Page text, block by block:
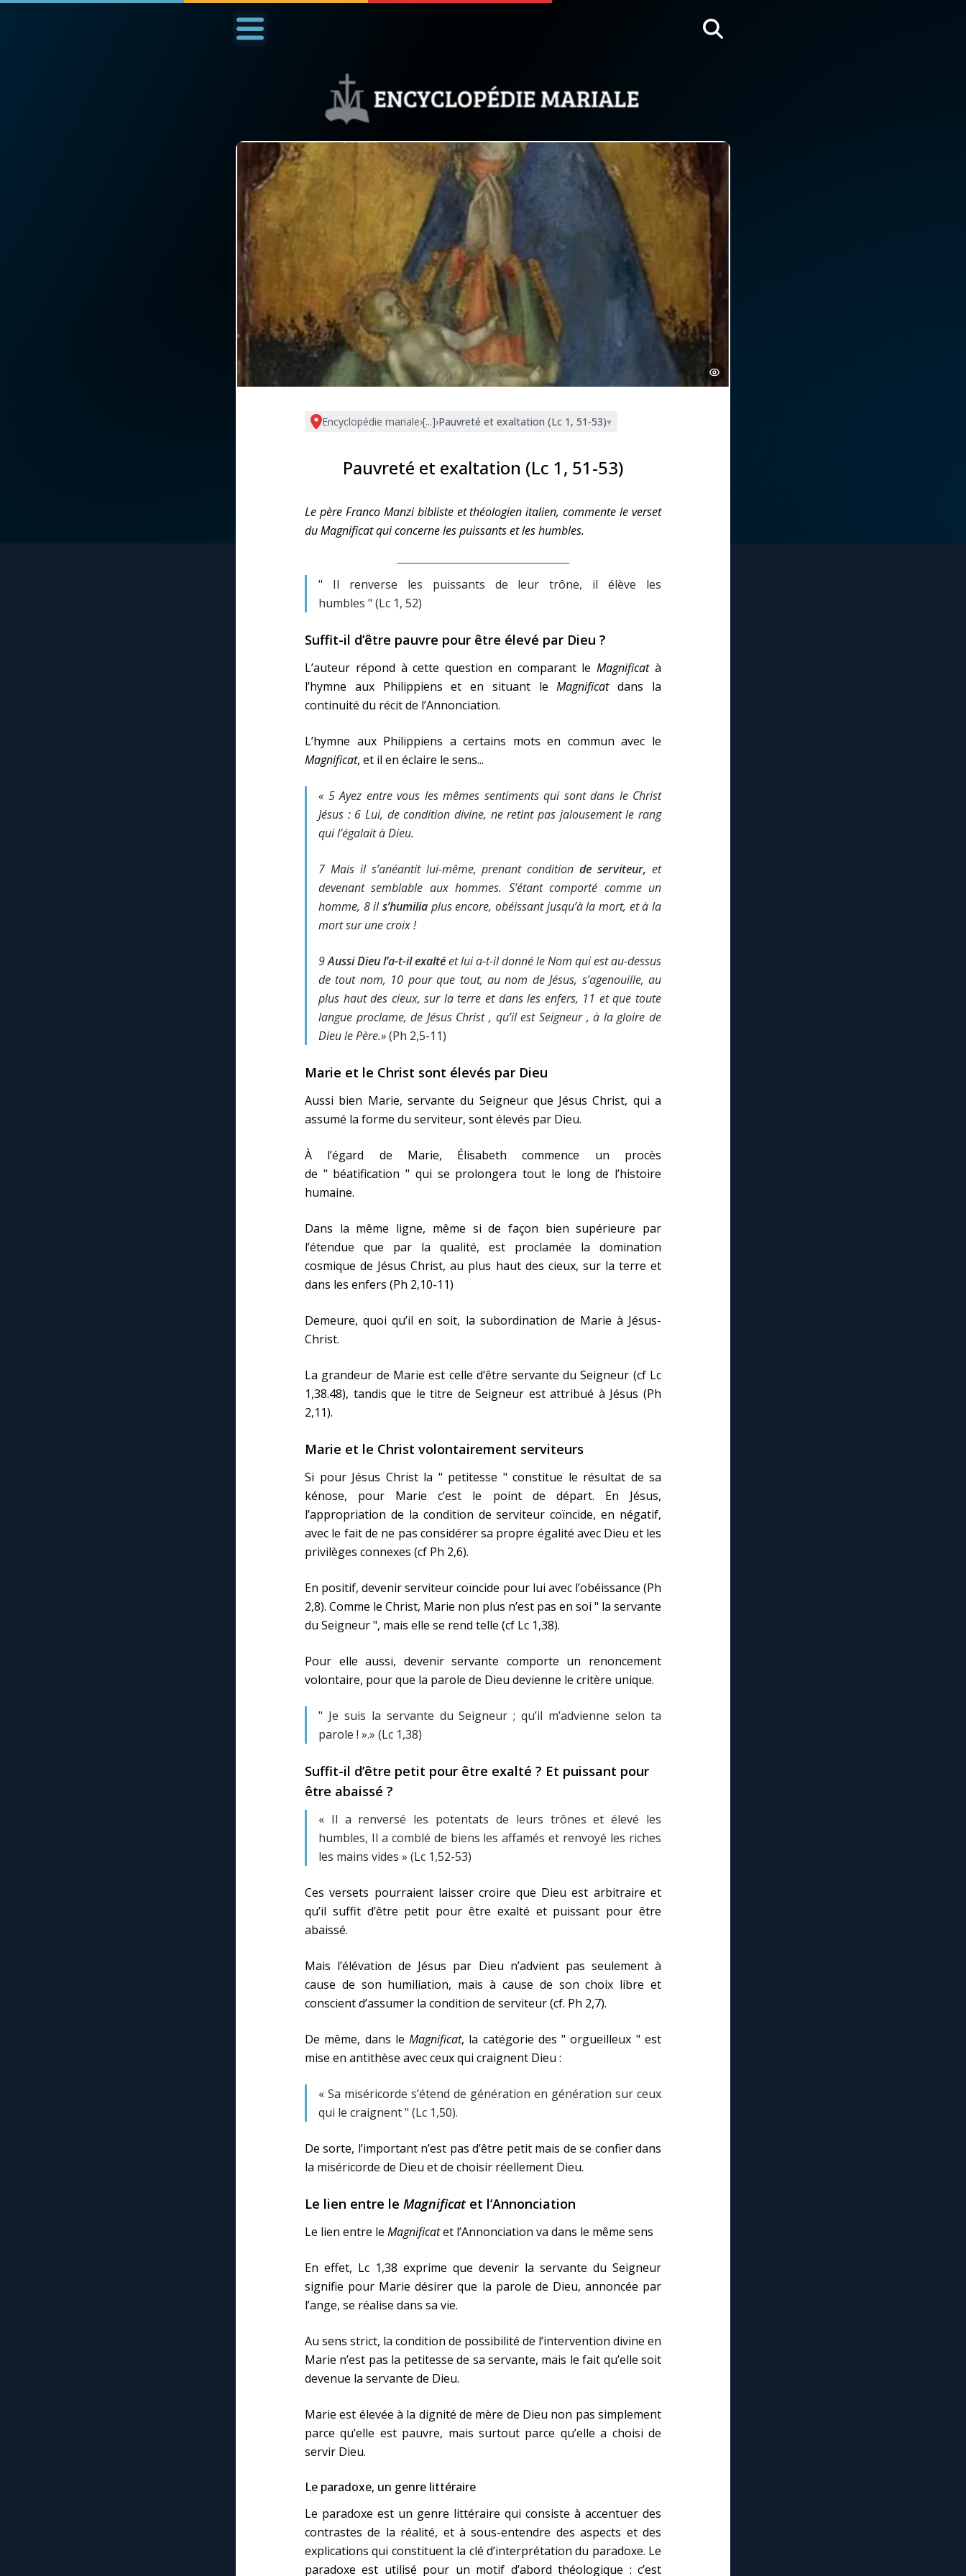
Nous soutenir À propos Facebook Infos légales
Prier au quotidien
Avec Thérèse de Lisieux
L'Évangile chaque jour
Les premiers samedis
du mois
Marie qui défait les
nœuds
Une Minute avec Marie
À la une
1000 Raisons de Croire
Chapelet pour le monde
Contact
Faire un don
Marie de Nazareth
Encyclopédie mariale›[...]›Pauvreté et exaltation (Lc 1, 51-53)▾
Pauvreté et exaltation (Lc 1, 51-53)
Le père Franco Manzi bibliste et théologien italien, commente le verset
du Magnificat qui concerne les puissants et les humbles.
" Il renverse les puissants de leur trône, il élève les
humbles " (Lc 1, 52)
Suffit-il d’être pauvre pour être élevé par Dieu ?
L’auteur répond à cette question en comparant leMagnificatà
l’hymne aux Philippiens et en situant leMagnificatdans la
continuité du récit de l’Annonciation.
L’hymne aux Philippiens a certains mots en commun avec le
Magnificat, et il en éclaire le sens...
« 5 Ayez entre vous les mêmes sentiments qui sont dans le Christ
Jésus : 6 Lui, de condition divine, ne retint pas jalousement le rang
qui l’égalait à Dieu.
7 Mais il s’anéantit lui-même, prenant conditionde serviteur, et
devenant semblable aux hommes. S’étant comporté comme un
homme, 8 ils’humilia plus encore, obéissant jusqu’à la mort, et à la
mort sur unecroix!
9Aussi Dieu l’a-t-il exaltéet lui a-t-il donné le Nom qui est au-dessus
de tout nom, 10 pour que tout, au nom de Jésus, s’agenouille, au
plus haut des cieux, sur la terre et dans les enfers, 11 et que toute
langue proclame, de Jésus Christ , qu’il est Seigneur , à la gloire de
Dieu le Père.»(Ph 2,5-11)
Marie et le Christ sont élevés par Dieu
Aussi bien Marie, servante du Seigneur que Jésus Christ, qui a
assumé la forme du serviteur, sont élevés par Dieu.
À l’égard de Marie, Élisabeth commence un procès
de " béatification " qui se prolongera tout le long de l’histoire
humaine.
Dans la même ligne, même si de façon bien supérieure par
l’étendue que par la qualité, est proclamée la domination
cosmique de Jésus Christ, au plus haut des cieux, sur la terre et
dans les enfers (Ph 2,10-11)
Demeure, quoi qu’il en soit, la subordination de Marie à Jésus-
Christ.
La grandeur de Marie est celle d’être servante du Seigneur (cf Lc
1,38.48), tandis que le titre de Seigneur est attribué à Jésus (Ph
2,11).
Marie et le Christ volontairement serviteurs
Si pour Jésus Christ la " petitesse " constitue le résultat de sa
kénose, pour Marie c’est le point de départ. En Jésus,
l’appropriation de la condition de serviteur coïncide, en négatif,
avec le fait de ne pas considérer sa propre égalité avec Dieu et les
privilèges connexes (cf Ph 2,6).
En positif, devenir serviteur coïncide pour lui avec l’obéissance (Ph
2,8). Comme le Christ, Marie non plus n’est pas en soi " la servante
du Seigneur ", mais elle se rend telle (cf Lc 1,38).
Pour elle aussi, devenir servante comporte un renoncement
volontaire, pour que la parole de Dieu devienne le critère unique.
" Je suis la servante du Seigneur ; qu’il m’advienne selon ta
parole ! ».» (Lc 1,38)
Suffit-il d’être petit pour être exalté ? Et puissant pour
être abaissé ?
« Il a renversé les potentats de leurs trônes et élevé les
humbles, Il a comblé de biens les affamés et renvoyé les riches
les mains vides » (Lc 1,52-53)
Ces versets pourraient laisser croire que Dieu est arbitraire et
qu’il suffit d’être petit pour être exalté et puissant pour être
abaissé.
Mais l’élévation de Jésus par Dieu n’advient pas seulement à
cause de son humiliation, mais à cause de son choix libre et
conscient d’assumer la condition de serviteur (cf. Ph 2,7).
De même, dans leMagnificat, la catégorie des " orgueilleux " est
mise en antithèse avec ceux qui craignent Dieu :
« Sa miséricorde s’étend de génération en génération sur ceux
qui le craignent " (Lc 1,50).
De sorte, l’important n’est pas d’être petit mais de se confier dans
la miséricorde de Dieu et de choisir réellement Dieu.
Le lien entre le Magnificat et l’Annonciation
Le lien entre le Magnificatet l’Annonciation va dans le même sens
En effet, Lc 1,38 exprime que devenir la servante du Seigneur
signifie pour Marie désirer que la parole de Dieu, annoncée par
l’ange, se réalise dans sa vie.
Au sens strict, la condition de possibilité de l’intervention divine en
Marie n’est pas la petitesse de sa servante, mais le fait qu’elle soit
devenue la servante de Dieu.
Marie est élevée à la dignité de mère de Dieu non pas simplement
parce qu’elle est pauvre, mais surtout parce qu’elle a choisi de
servir Dieu.
Le paradoxe, un genre littéraire
Le paradoxe est un genre littéraire qui consiste à accentuer des
contrastes de la réalité, et à sous-entendre des aspects et des
explications qui constituent la clé d’interprétation du paradoxe. Le
paradoxe est utilisé pour un motif d’abord théologique : c’est
Close